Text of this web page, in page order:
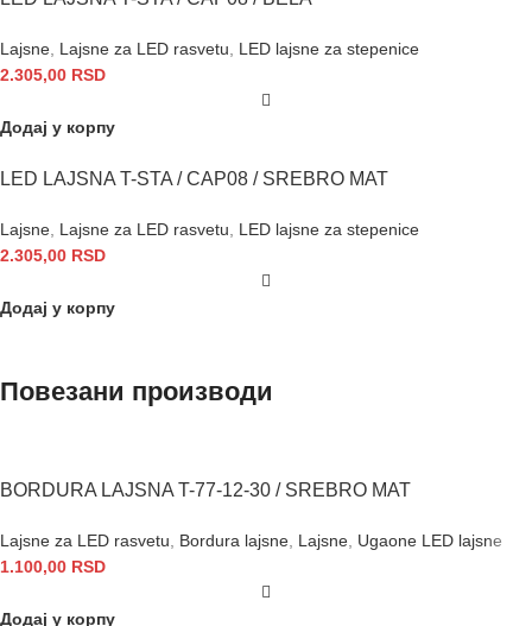
Lajsne Lajsne za LED rasvetu
LED lajsne za stepenice
2.305,00 RSD
Додај у корпу
LED LAJSNA T-STA / CAP08 / SREBRO MAT
Lajsne Lajsne za LED rasvetu
LED lajsne za stepenice
2.305,00 RSD
Додај у корпу
Повезани производи
BORDURA LAJSNA T-77-12-30 / SREBRO MAT
Lajsne za LED rasvetu Bordura lajsne Lajsne Ugaone LED lajsne
1.100,00 RSD
Додај у корпу